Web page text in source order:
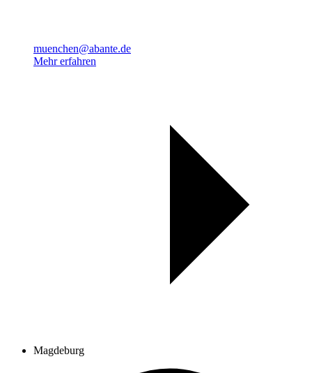
muenchen@abante.de
Mehr erfahren
Magdeburg